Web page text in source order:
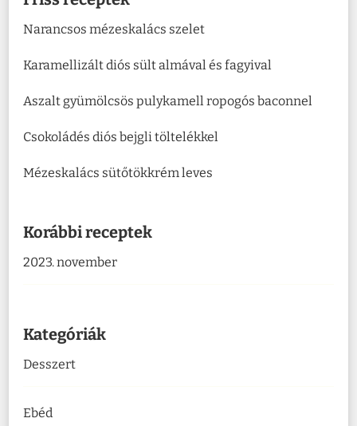
Narancsos mézeskalács szelet
Karamellizált diós sült almával és fagyival
Aszalt gyümölcsös pulykamell ropogós baconnel
Csokoládés diós bejgli töltelékkel
Mézeskalács sütőtökkrém leves
Korábbi receptek
2023. november
Kategóriák
Desszert
Ebéd